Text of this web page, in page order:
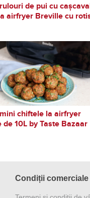
de pui cu
airfryer Breville cu
chiftele la airfryer
de 10L by Taste Bazaar
Condiții